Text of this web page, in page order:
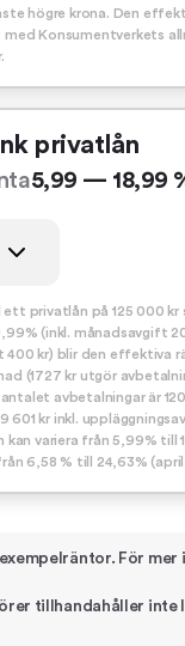
högre krona. Den
med Konsumentverkets
privatlån
5,99 — 18,99
ett privatlån på 125 000
(inkl. månadsavgift
kr) blir den effektiva
(1727 kr utgör
avbetalningar är
kr inkl.
kan variera från 5,99% till
6,58 % till 24,63%
För mer
tillhandahåller inte